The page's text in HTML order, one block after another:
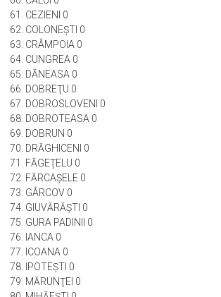
59. BUCINIŞU 0
60. CĂLUI 0
61. CEZIENI 0
62. COLONEŞTI 0
63. CRÂMPOIA 0
64. CUNGREA 0
65. DĂNEASA 0
66. DOBREŢU 0
67. DOBROSLOVENI 0
68. DOBROTEASA 0
69. DOBRUN 0
70. DRĂGHICENI 0
71. FĂGEŢELU 0
72. FĂRCAŞELE 0
73. GÂRCOV 0
74. GIUVĂRĂŞTI 0
75. GURA PADINII 0
76. IANCA 0
77. ICOANA 0